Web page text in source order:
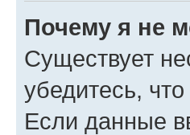
Почему я не
Существует
убедитесь,
Если данные